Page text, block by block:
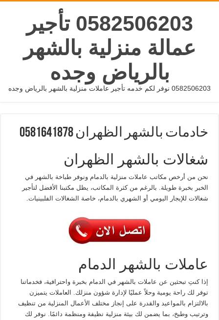
0582506203 تأجير
عمالة منزلية بالشهر
بالرياض وجده
0582506203 نوفر لكم خدمه تأجير عاملات منزلية بالشهر بالرياض وجده
خادمات بالشهر الظهران 0581641878
شغالات بالشهر الظهران
نحن من أرخص مكاتب عاملات منزلية بالدمام ونوفر طباخة بالشهر في
الخبر بخبرة طويلة. بالرغم من كثرة المكاتب، يظل مكتبنا الأفضل لتأجير
شغالات للإيجار اليومي أو الشهري بالدمام، خاصة الشغالات الفلبينيات.
عاملات بالشهر الدمام
إذا كنتِ تبحثين عن عاملات بالشهر في الدمام بخبرة واحترافية، فخدماتنا
توفر لك راحة يومية وحلاً عمليًا لإدارة شؤون منزلك. العاملات يتميزن
بالالتزام بالمواعيد والقدرة على إنجاز مختلف الأعمال المنزلية من تنظيف
وترتيب وطبخ، بما يضمن لك بيئة منزلية نظيفة ومنظمة دائمًا. نوفر لك